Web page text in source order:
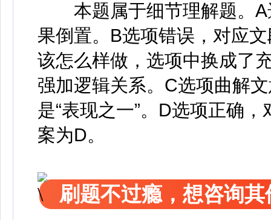
本题属于细节理解题。A
果倒置。B选项错误，对应
该怎么样做，选项中换成
强加逻辑关系。C选项曲解
是“表现之一”。D选项正确
案为D。
刷题不过瘾，想咨询